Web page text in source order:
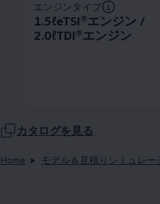
エンジンタイプ
1.5ℓeTSI®エンジン /
2.0ℓTDI®エンジン
カタログを見る
Home モデル＆見積りシミュレー